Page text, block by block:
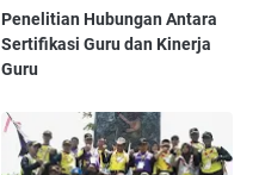
Penelitian Hubungan Antara
Sertifikasi Guru dan Kinerja
Guru